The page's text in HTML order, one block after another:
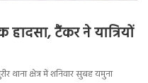
हादसा, टैंकर ने यात्रियों
क्षेत्र में शनिवार सुबह यमुना